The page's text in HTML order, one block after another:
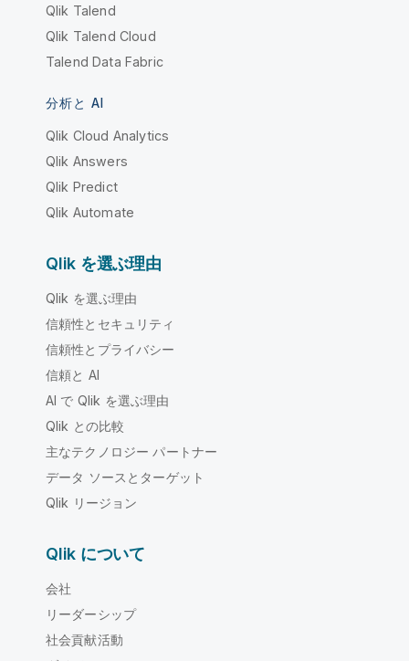
Qlik Talend
Qlik Talend Cloud
Talend Data Fabric
分析と AI
Qlik Cloud Analytics
Qlik Answers
Qlik Predict
Qlik Automate
Qlik を選ぶ理由
Qlik を選ぶ理由
信頼性とセキュリティ
信頼性とプライバシー
信頼と AI
AI で Qlik を選ぶ理由
Qlik との比較
主なテクノロジー パートナー
データ ソースとターゲット
Qlik リージョン
Qlik について
会社
リーダーシップ
社会貢献活動